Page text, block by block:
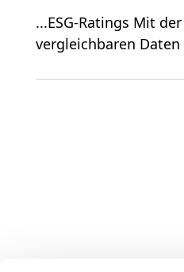
...ESG-Ratings Mit
vergleichbaren